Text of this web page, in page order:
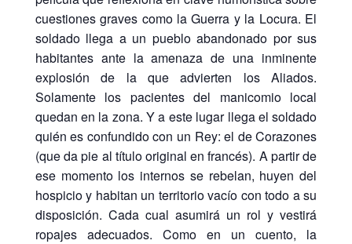
cuestiones graves como la Guerra y la Locura. El
soldado llega a un pueblo abandonado por sus
habitantes ante la amenaza de una inminente
explosión de la que advierten los Aliados.
Solamente los pacientes del manicomio local
quedan en la zona. Y a este lugar llega el soldado
quién es confundido con un Rey: el de Corazones
(que da pie al título original en francés). A partir de
ese momento los internos se rebelan, huyen del
hospicio y habitan un territorio vacío con todo a su
disposición. Cada cual asumirá un rol y vestirá
ropajes adecuados. Como en un cuento, la